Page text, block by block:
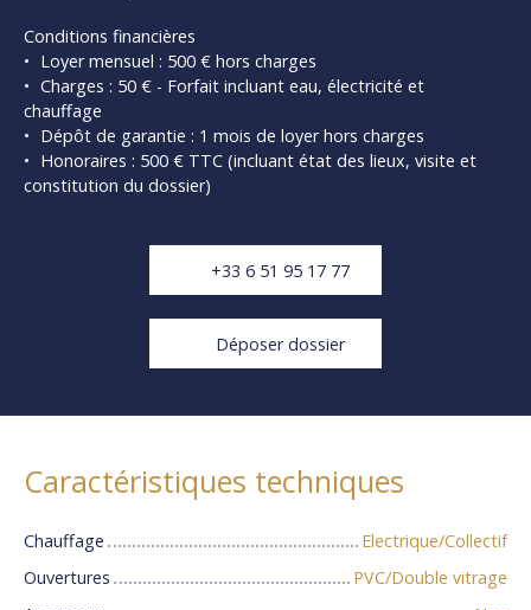
Conditions financières
Loyer mensuel : 500 € hors charges
Charges : 50 € - Forfait incluant eau, électricité et
chauffage
Dépôt de garantie : 1 mois de loyer hors charges
Honoraires : 500 € TTC (incluant état des lieux, visite et
constitution du dossier)
+33 6 51 95 17 77
Déposer dossier
Caractéristiques techniques
Chauffage
Electrique/Collectif
Ouvertures
PVC/Double vitrage